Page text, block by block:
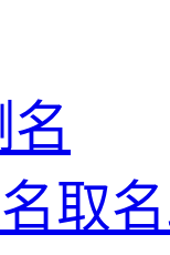
名
取